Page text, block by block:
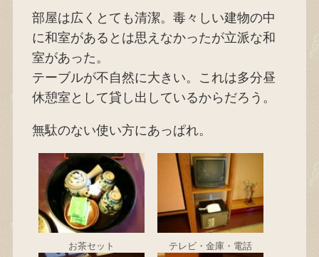
部屋は広くとても清潔。毒々しい建物の中
に和室があるとは思えなかったが立派な和
室があった。
テーブルが不自然に大きい。これは多分昼
休憩室として貸し出しているからだろう。
無駄のない使い方にあっぱれ。
お茶セット テレビ・金庫・電話